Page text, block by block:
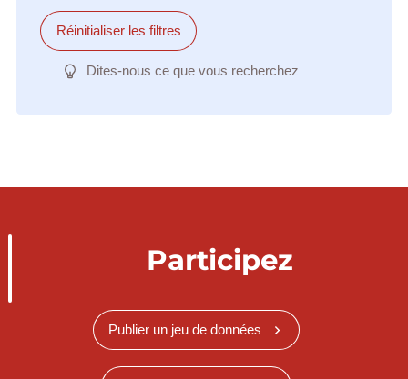
Réinitialiser les filtres
Dites-nous ce que vous recherchez
Participez
Publier un jeu de données